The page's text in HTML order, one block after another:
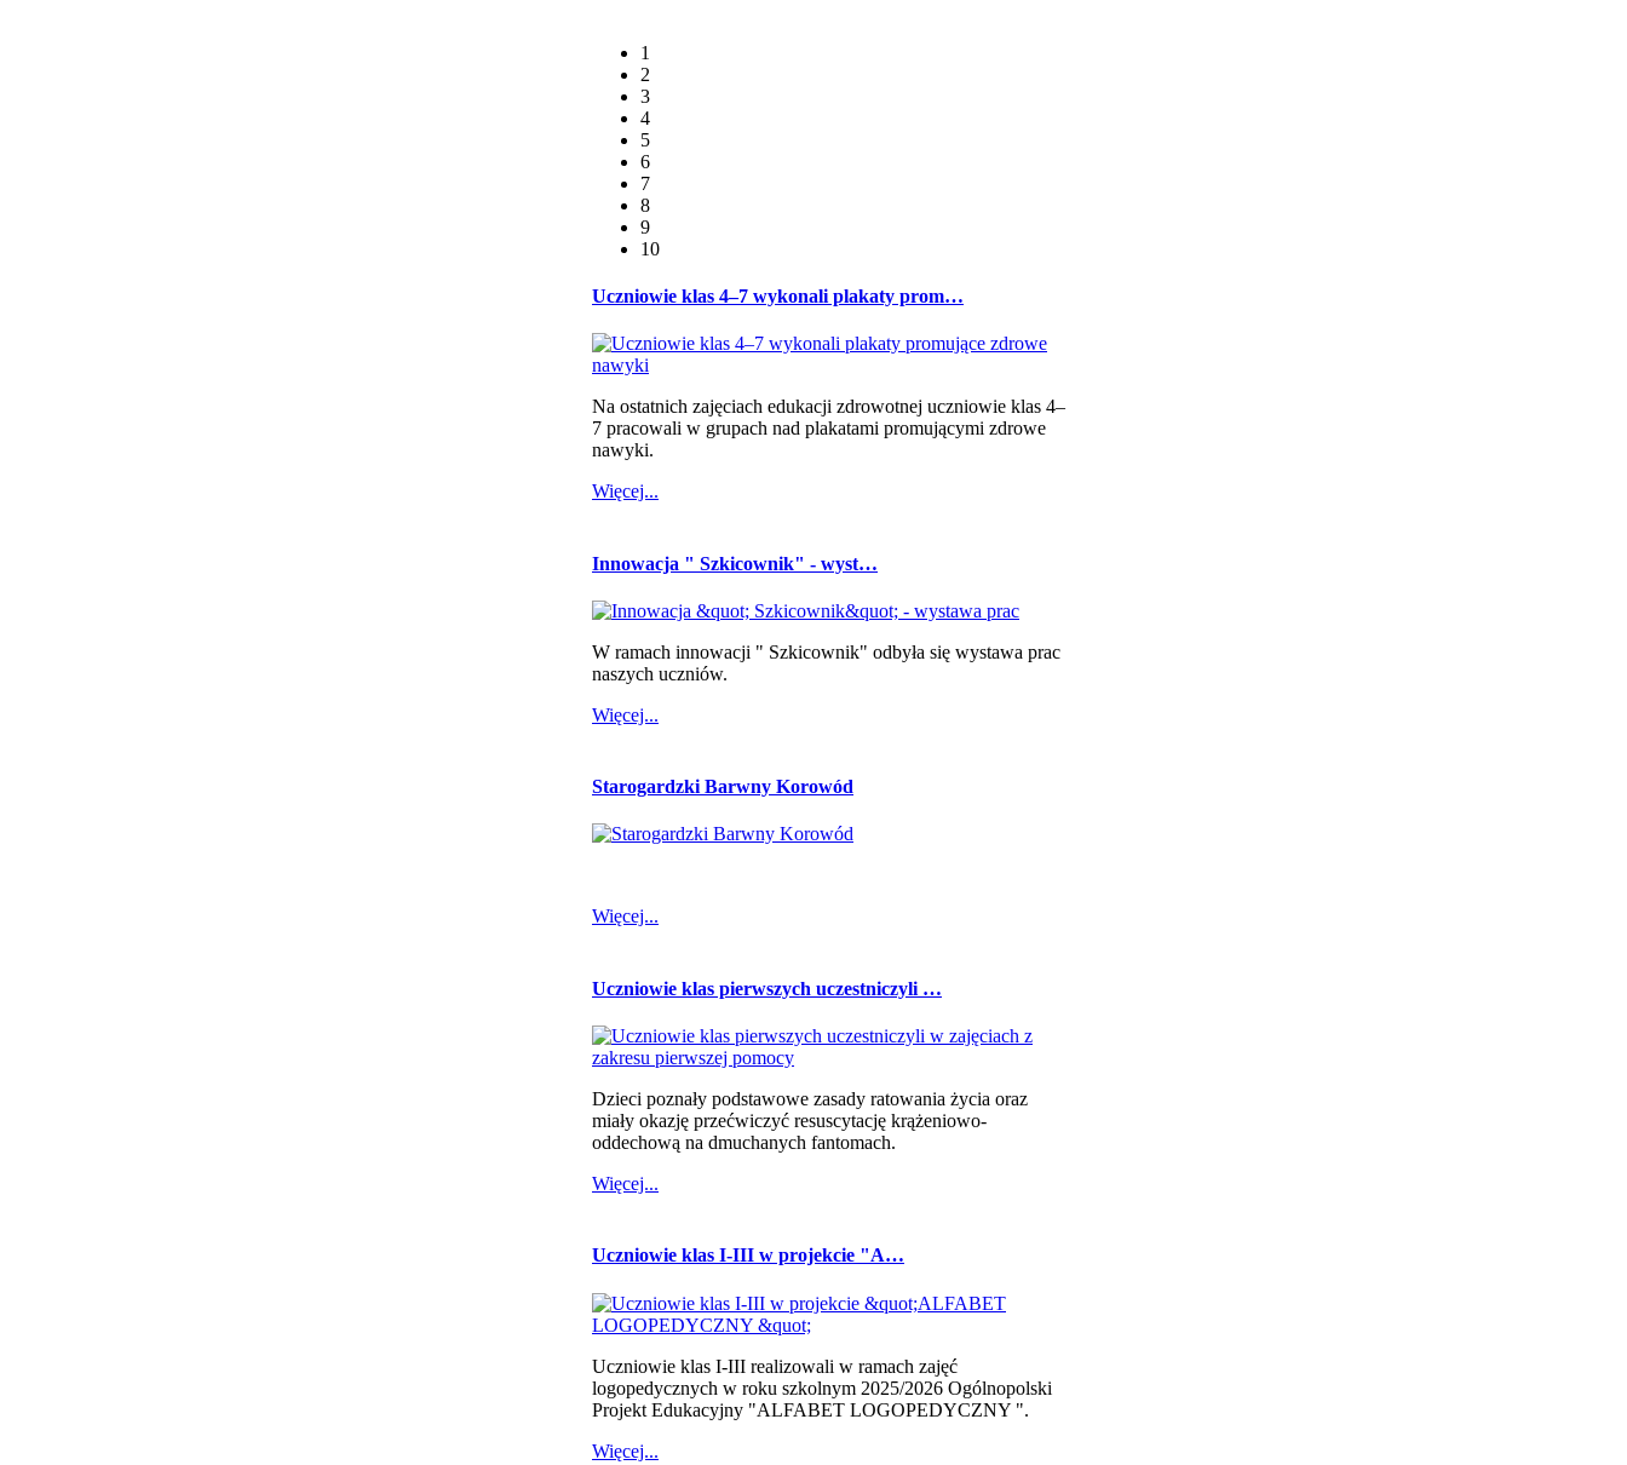
1
2
3
4
5
6
7
8
9
10
Uczniowie klas 4–7 wykonali plakaty prom…
Na ostatnich zajęciach edukacji zdrowotnej uczniowie klas 4–
7 pracowali w grupach nad plakatami promującymi zdrowe
nawyki.
Więcej...
Innowacja " Szkicownik" - wyst…
W ramach innowacji " Szkicownik" odbyła się wystawa prac
naszych uczniów.
Więcej...
Starogardzki Barwny Korowód
Więcej...
Uczniowie klas pierwszych uczestniczyli …
Dzieci poznały podstawowe zasady ratowania życia oraz
miały okazję przećwiczyć resuscytację krążeniowo-
oddechową na dmuchanych fantomach.
Więcej...
Uczniowie klas I-III w projekcie "A…
Uczniowie klas I-III realizowali w ramach zajęć
logopedycznych w roku szkolnym 2025/2026 Ogólnopolski
Projekt Edukacyjny "ALFABET LOGOPEDYCZNY ".
Więcej...